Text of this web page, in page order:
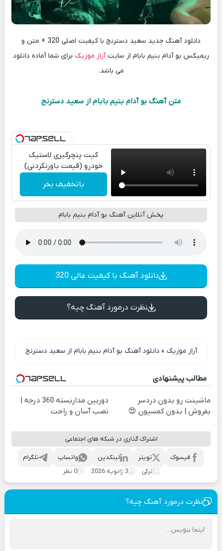
دانلود آهنگ جدید سعید دسترنج با کیفیت اصلی 320 + متن و
ریمیکس بو آدام بنیم بابام از سایتآراز موزیک برای شما آماده دانلود
می باشد.
متن آهنگ بو آدام بنیم بابام از سعید دسترنج
کیت پنچرگیری لاستیک
خودرو (قیمت باورنکردنی)
باتخفیف بخر
پخش آنلاین آهنگ بو آدام بنیم بابام
دانلود آهنگ با کیفیت عالی 320
نظرت درمورد آهنگ چیه؟
آراز موزیک » دانلود آهنگ بو آدام بنیم بابام از سعید دسترنج
مطالب پیشنهادی
ماشینت رو بدون دردسر
بفروش | بدون کمسیون 😍
دوربین مداربسته 360 درجه |
نصب آسان و راحت
اشتراک گذاری در شبکه های اجتماعی
تلگرام واتساپ لینکدین تویتر
فیسوک
ترکی
3 ژانویه 2026 0 نظر
نظرت درمورد آهنگ چیه؟